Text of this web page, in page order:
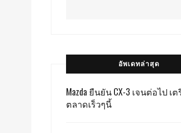
อัพเดทล่าสุด
Mazda ยืนยัน CX-3 เจนต่อไป เ
ตลาดเร็วๆนี้